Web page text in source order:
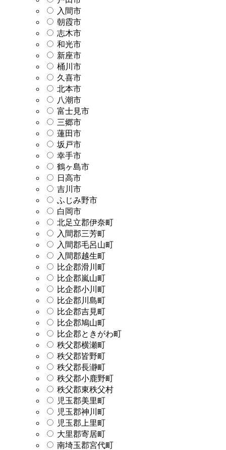
入間市
朝霞市
志木市
和光市
新座市
桶川市
久喜市
北本市
八潮市
富士見市
三郷市
蓮田市
坂戸市
幸手市
鶴ヶ島市
日高市
吉川市
ふじみ野市
白岡市
北足立郡伊奈町
入間郡三芳町
入間郡毛呂山町
入間郡越生町
比企郡滑川町
比企郡嵐山町
比企郡小川町
比企郡川島町
比企郡吉見町
比企郡鳩山町
比企郡ときがわ町
秩父郡横瀬町
秩父郡皆野町
秩父郡長瀞町
秩父郡小鹿野町
秩父郡東秩父村
児玉郡美里町
児玉郡神川町
児玉郡上里町
大里郡寄居町
南埼玉郡宮代町